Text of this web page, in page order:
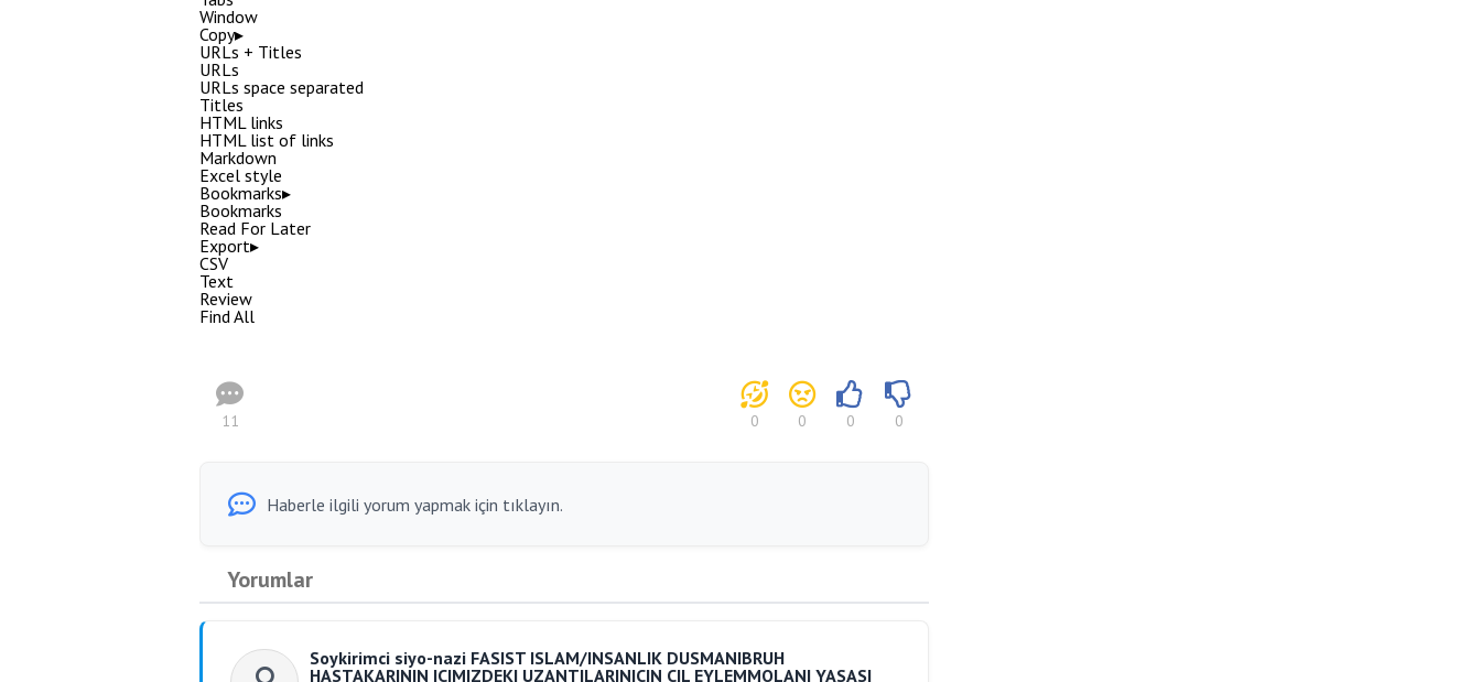
Window
Copy▸
URLs + Titles
URLs
URLs space separated
Titles
HTML links
HTML list of links
Markdown
Excel style
Bookmarks▸
Bookmarks
Read For Later
Export▸
CSV
Text
Review
Find All
11 0 0 0 0
Haberle ilgili yorum yapmak için tıklayın.
Yorumlar
Soykirimci siyo-nazi FASIST ISLAM/INSANLIK DUSMANIBRUH
HASTAKARININ ICIMIZDEKI UZANTILARINICIN CIL EYLEMMOLANI YASASI